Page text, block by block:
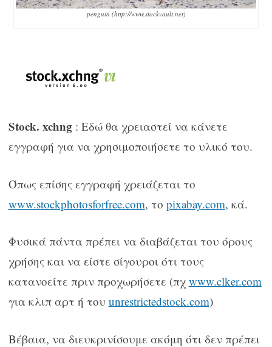
penguin (http://www.stockvault.net)
Stock. xchng: Εδώ θα χρειαστεί να κάνετε
εγγραφή για να χρησιμοποιήσετε το υλικό του.
Όπως επίσης εγγραφή χρειάζεται το
www.stockphotosforfree.com, το pixabay.com, κά.
Φυσικά πάντα πρέπει να διαβάζεται του όρους
χρήσης και να είστε σίγουροι ότι τους
κατανοείτε πριν προχωρήσετε (πχ www.clker.com
για κλιπ αρτ ή του unrestrictedstock.com)
Βέβαια, να διευκρινίσουμε ακόμη ότι δεν πρέπει